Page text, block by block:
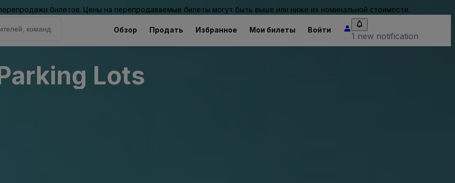
билетов. Цены на перепродаваемые билеты могут быть выше или ниже их номинальной стоимости.
Обзор Продать Избранное Мои билеты Войти
1 new notification
Lots